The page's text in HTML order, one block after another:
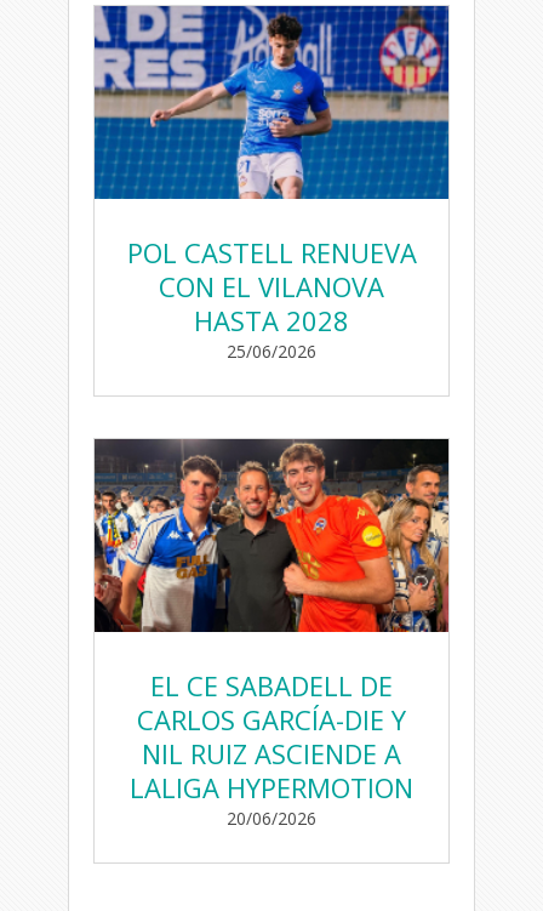
POL CASTELL RENUEVA
CON EL VILANOVA
HASTA 2028
25/06/2026
EL CE SABADELL DE
CARLOS GARCÍA-DIE Y
NIL RUIZ ASCIENDE A
LALIGA HYPERMOTION
20/06/2026